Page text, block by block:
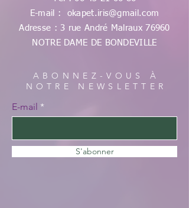
E-mail : okapet.iris@gmail.com
Adresse : 3 rue André Malraux 76960
NOTRE DAME DE BONDEVILLE
ABONNEZ-VOUS À
NOTRE NEWSLETTER
E-mail
S'abonner